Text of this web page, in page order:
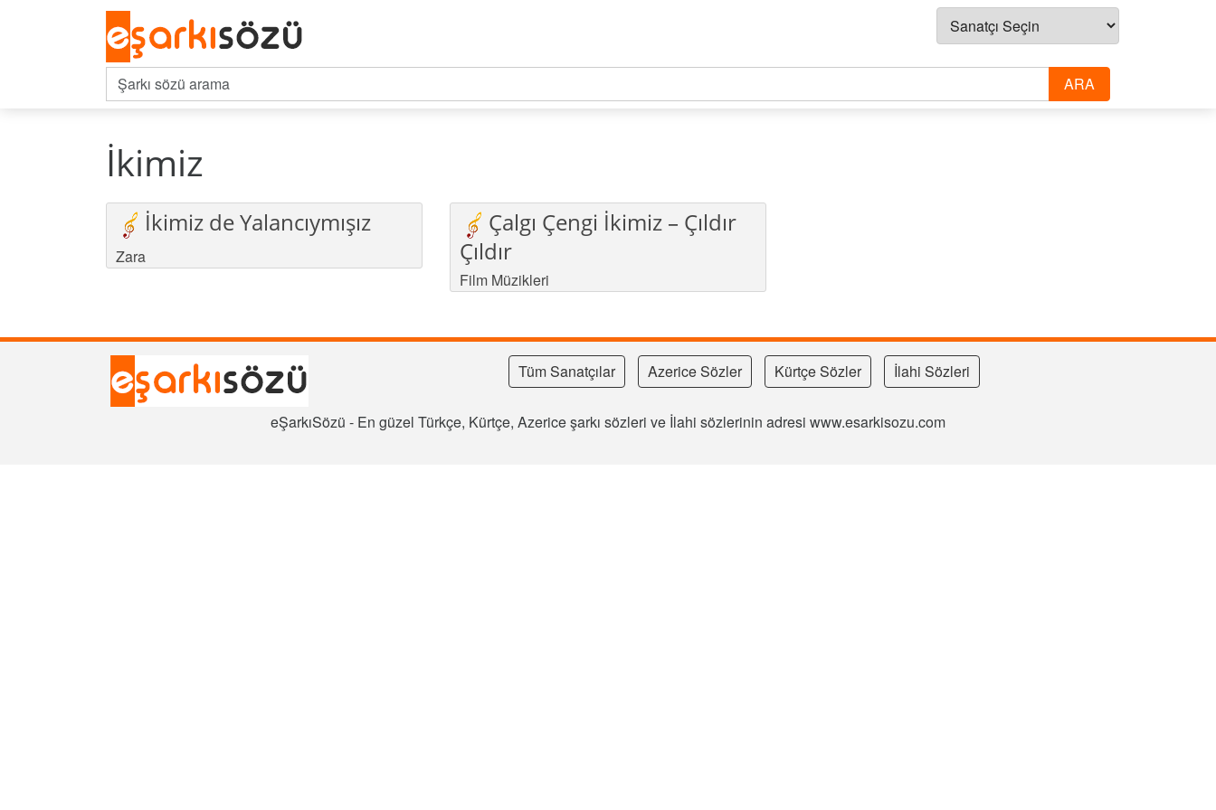
İkimiz
İkimiz de Yalancıymışız
Zara
Çalgı Çengi İkimiz – Çıldır
Çıldır
Film Müzikleri
Tüm Sanatçılar Azerice Sözler Kürtçe Sözler İlahi Sözleri
eŞarkıSözü - En güzel Türkçe, Kürtçe, Azerice şarkı sözleri ve İlahi sözlerinin adresi www.esarkisozu.com